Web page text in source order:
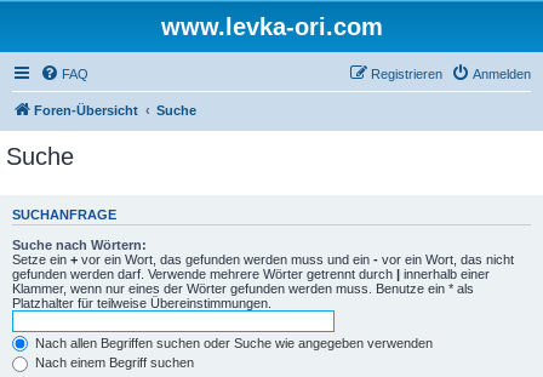
www.levka-ori.com
FAQ Anmelden
Registrieren
Foren-Übersicht Suche
Suche
SUCHANFRAGE
Suche nach Wörtern:
Setze ein + vor ein Wort, das gefunden werden muss und ein - vor ein Wort, das nicht
gefunden werden darf. Verwende mehrere Wörter getrennt durch | innerhalb einer
Klammer, wenn nur eines der Wörter gefunden werden muss. Benutze ein * als
Platzhalter für teilweise Übereinstimmungen.
Nach allen Begriffen suchen oder Suche wie angegeben verwenden
Nach einem Begriff suchen